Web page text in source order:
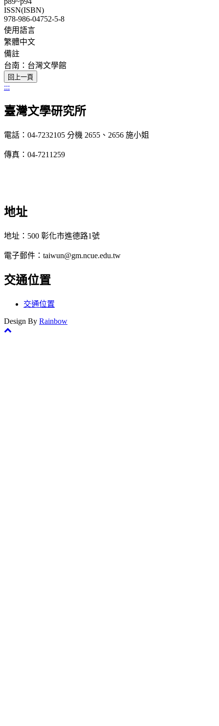
ISSN(ISBN)
978-986-04752-5-8
使用語言
繁體中文
備註
台南：台灣文學館
:::
臺灣文學研究所
電話：04-7232105 分機 2655、2656 施小姐
傳真：04-7211259
地址
地址：500 彰化市進德路1號
電子郵件：taiwun@gm.ncue.edu.tw
交通位置
交通位置
Design By Rainbow